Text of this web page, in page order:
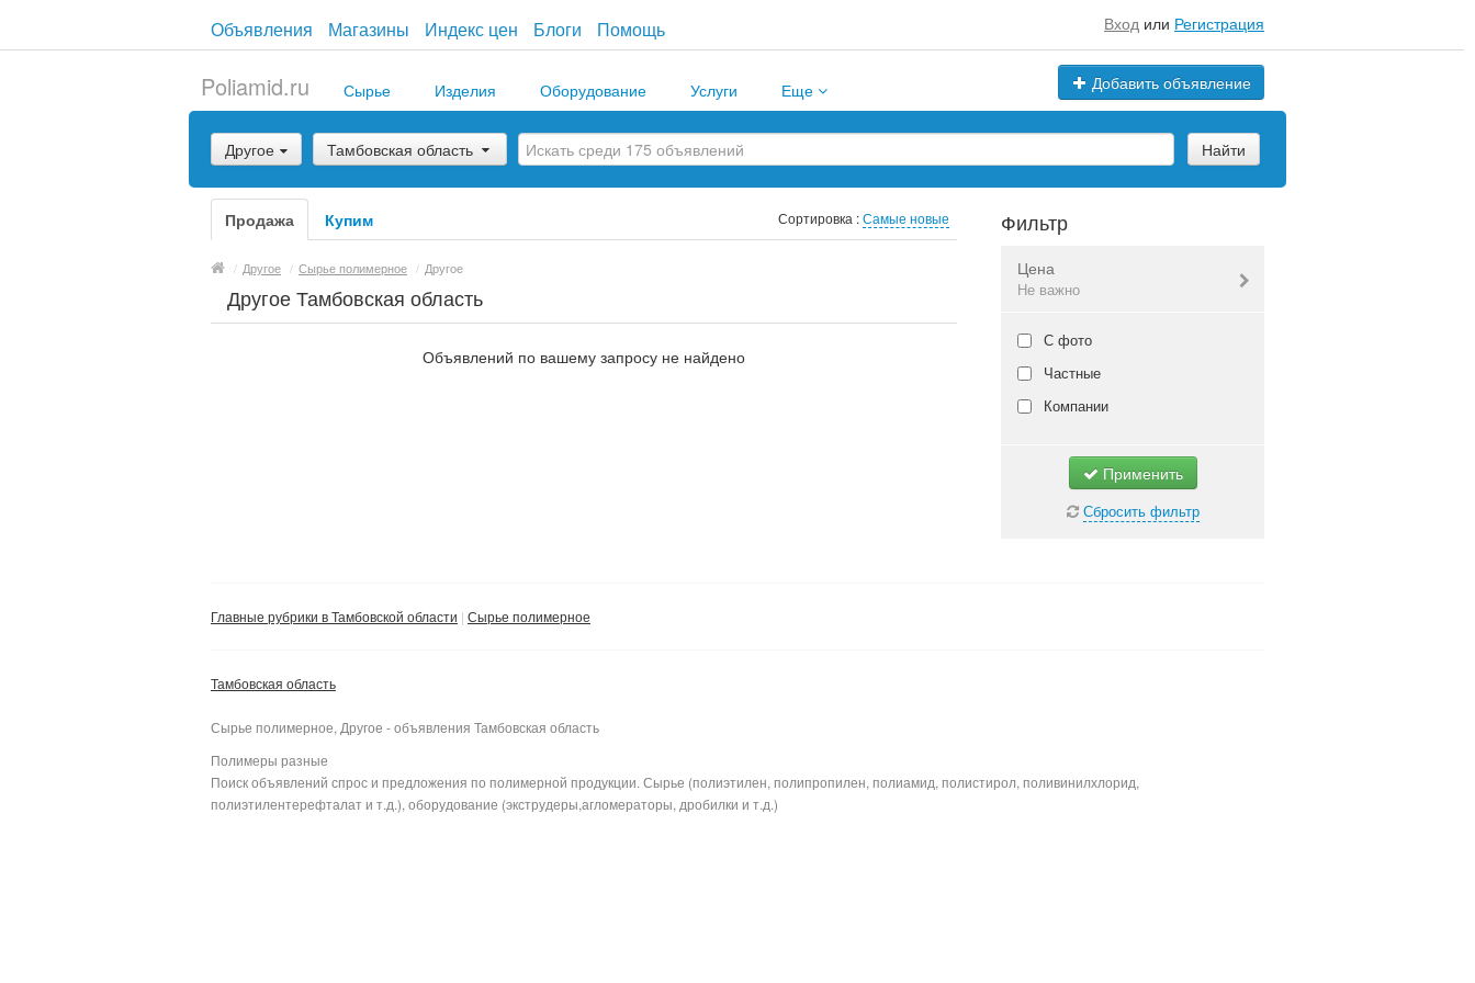
Объявления Магазины Индекс цен Блоги Помощь Вход или Регистрация
Добавить объявление
Poliamid.ru Сырье Изделия Оборудование Услуги Еще
Другое Тамбовская область Найти
Продажа Купим Сортировка :Самые новые
/ Другое / Сырье полимерное / Другое
Другое Тамбовская область
Объявлений по вашему запросу не найдено
Фильтр
Цена
Не важно
Валюта:руб.
С фото
Частные
Компании
Применить
Сбросить фильтр
Главные рубрики в Тамбовской области Сырье полимерное
Тамбовская область
Сырье полимерное, Другое - объявления Тамбовская область
Полимеры разные
Поиск объявлений спрос и предложения по полимерной продукции. Сырье (полиэтилен, полипропилен, полиамид, полистирол, поливинилхлорид,
полиэтилентерефталат и т.д.), оборудование (экструдеры,агломераторы, дробилки и т.д.)